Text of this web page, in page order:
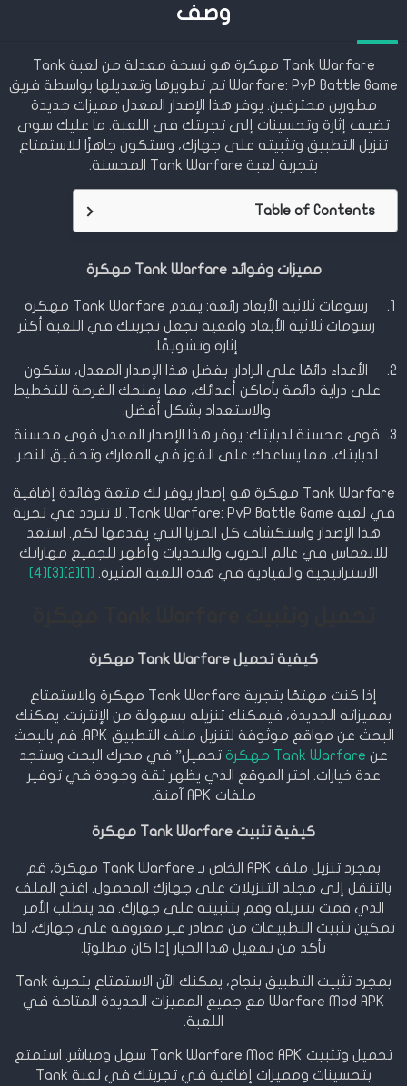
وصف
Tank Warfare مهكرة هو نسخة معدلة من لعبة Tank
Warfare: PvP Battle Game تم تطويرها وتعديلها بواسطة فريق
مطورين محترفين. يوفر هذا الإصدار المعدل مميزات جديدة
تضيف إثارة وتحسينات إلى تجربتك في اللعبة. ما عليك سوى
تنزيل التطبيق وتثبيته على جهازك، وستكون جاهزًا للاستمتاع
بتجربة لعبة Tank Warfare المحسنة.
Table of Contents
مميزات وفوائد Tank Warfare مهكرة
رسومات ثلاثية الأبعاد رائعة: يقدم Tank Warfare مهكرة
رسومات ثلاثية الأبعاد واقعية تجعل تجربتك في اللعبة أكثر
إثارة وتشويقًا.
الأعداء دائمًا على الرادار: بفضل هذا الإصدار المعدل، ستكون
على دراية دائمة بأماكن أعدائك، مما يمنحك الفرصة للتخطيط
والاستعداد بشكل أفضل.
قوى محسنة لدبابتك: يوفر هذا الإصدار المعدل قوى محسنة
لدبابتك، مما يساعدك على الفوز في المعارك وتحقيق النصر.
Tank Warfare مهكرة هو إصدار يوفر لك متعة وفائدة إضافية
في لعبة Tank Warfare: PvP Battle Game. لا تتردد في تجربة
هذا الإصدار واستكشاف كل المزايا التي يقدمها لكم. استعد
للانغماس في عالم الحروب والتحديات وأظهر للجميع مهاراتك
الاستراتيجية والقيادية في هذه اللعبة المثيرة. [1]
[2]
[3]
[4]
كيفية تحميل Tank Warfare مهكرة
إذا كنت مهتمًا بتجربة Tank Warfare مهكرة والاستمتاع
بمميزاته الجديدة، فيمكنك تنزيله بسهولة من الإنترنت. يمكنك
البحث عن مواقع موثوقة لتنزيل ملف التطبيق APK. قم بالبحث
عن Tank Warfare مهكرة
تحميل” في محرك البحث وستجد
عدة خيارات. اختر الموقع الذي يظهر ثقة وجودة في توفير
ملفات APK آمنة.
كيفية تثبيت Tank Warfare مهكرة
بمجرد تنزيل ملف APK الخاص بـ Tank Warfare مهكرة، قم
بالتنقل إلى مجلد التنزيلات على جهازك المحمول. افتح الملف
الذي قمت بتنزيله وقم بتثبيته على جهازك. قد يتطلب الأمر
تمكين تثبيت التطبيقات من مصادر غير معروفة على جهازك، لذا
تأكد من تفعيل هذا الخيار إذا كان مطلوبًا.
بمجرد تثبيت التطبيق بنجاح، يمكنك الآن الاستمتاع بتجربة Tank
Warfare Mod APK مع جميع المميزات الجديدة المتاحة في
اللعبة.
تحميل وتثبيت Tank Warfare Mod APK سهل ومباشر. استمتع
بتحسينات ومميزات إضافية في تجربتك في لعبة Tank